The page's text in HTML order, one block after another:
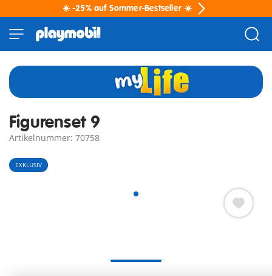
☀️ -25% auf Sommer-Bestseller ☀️
Figurenset 9
Artikelnummer: 70758
EXKLUSIV